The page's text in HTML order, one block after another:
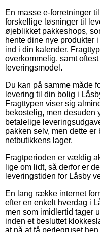
En masse e-forretninger
forskellige løsninger til
øjeblikket pakkeshops,
hente dine nye produkter
ind i din kalender.
overkommelig, samt
leveringsmodel.
Du kan på samme måde
levering til din bolig i
Fragttypen viser sig
bekostelig, men desuden
betalelige
pakken selv, men dette
netbutikkens lager.
Fragtperioden er vældig
lige om lidt, så derfor er
leveringstiden for Låsby
En lang række internet
efter en enkelt hverdag i
men som imidlertid tager
inden et besluttet
at nå at få perlegruset